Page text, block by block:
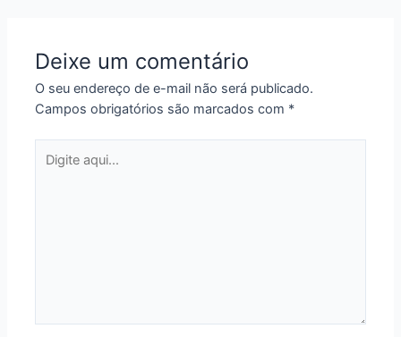
Deixe um comentário
O seu endereço de e-mail não será publicado.
Campos obrigatórios são marcados com *
aqui...